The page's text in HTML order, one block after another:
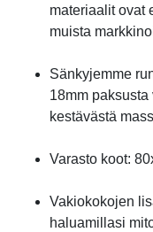
materiaalit ovat
muista
Sänkyjemme
18mm
kestävästä
Varasto koot:
Vakiokokojen
haluamillasi